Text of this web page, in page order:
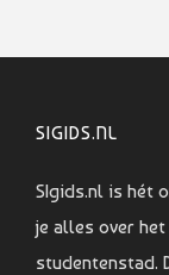
SIGIDS.NL
SIgids.nl is hét
je alles over het
studentenstad.